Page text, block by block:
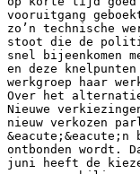
vooruitgang
zo’n technische
stoot die de
snel bijeenkomen
en deze
werkgroep haar
Over het
Nieuwe
nieuw verkozen
&eacute;&eacute;n
ontbonden wordt.
juni heeft de